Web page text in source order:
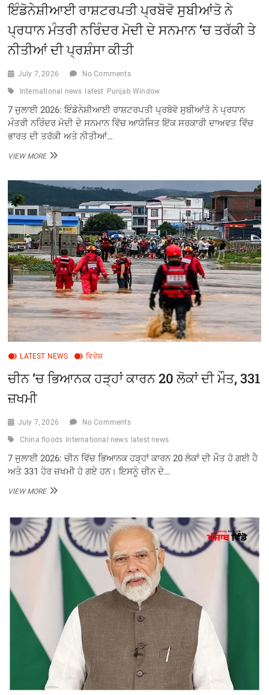
ਇੰਡੋਨੇਸ਼ੀਆਈ ਰਾਸ਼ਟਰਪਤੀ ਪ੍ਰਬੋਵੋ ਸੁਬੀਆਂਤੋ ਨੇ
ਪ੍ਰਧਾਨ ਮੰਤਰੀ ਨਰਿੰਦਰ ਮੋਦੀ ਦੇ ਸਨਮਾਨ ‘ਚ ਤਰੱਕੀ ਤੇ
ਨੀਤੀਆਂ ਦੀ ਪ੍ਰਸ਼ੰਸਾ ਕੀਤੀ
July 7, 2026 No Comments
International news latest Punjab Window
7 ਜੁਲਾਈ 2026: ਇੰਡੋਨੇਸ਼ੀਆਈ ਰਾਸ਼ਟਰਪਤੀ ਪ੍ਰਬੋਵੋ ਸੁਬੀਆਂਤੋ ਨੇ ਪ੍ਰਧਾਨ
ਮੰਤਰੀ ਨਰਿੰਦਰ ਮੋਦੀ ਦੇ ਸਨਮਾਨ ਵਿੱਚ ਆਯੋਜਿਤ ਇੱਕ ਸਰਕਾਰੀ ਦਾਅਵਤ ਵਿੱਚ
ਭਾਰਤ ਦੀ ਤਰੱਕੀ ਅਤੇ ਨੀਤੀਆਂ…
VIEW MOREਇੰਡੋਨੇਸ਼ੀਆਈ
ਸੁਬੀਆਂਤੋ
ਪ੍ਰਧਾਨ
ਮੰਤਰੀ
ਨਰਿੰਦਰ
ਮੋਦੀ
ਦੇ
ਸਨਮਾਨ
‘ਚ
ਤਰੱਕੀ
ਤੇ
ਨੀਤੀਆਂ
ਦੀ
ਪ੍ਰਸ਼ੰਸਾ
LATEST NEWS ਵਿਦੇਸ਼
ਚੀਨ ‘ਚ ਭਿਆਨਕ ਹੜ੍ਹਾਂ ਕਾਰਨ 20 ਲੋਕਾਂ ਦੀ ਮੌਤ, 331
ਜ਼ਖਮੀ
July 7, 2026 No Comments
China floods International news latest news
7 ਜੁਲਾਈ 2026: ਚੀਨ ਵਿੱਚ ਭਿਆਨਕ ਹੜ੍ਹਾਂ ਕਾਰਨ 20 ਲੋਕਾਂ ਦੀ ਮੌਤ ਹੋ ਗਈ ਹੈ
ਅਤੇ 331 ਹੋਰ ਜ਼ਖਮੀ ਹੋ ਗਏ ਹਨ। ਇਸਨੂੰ ਚੀਨ ਦੇ…
VIEW MOREਚੀਨ
ਹੜ੍ਹਾਂ
ਕਾਰਨ
20